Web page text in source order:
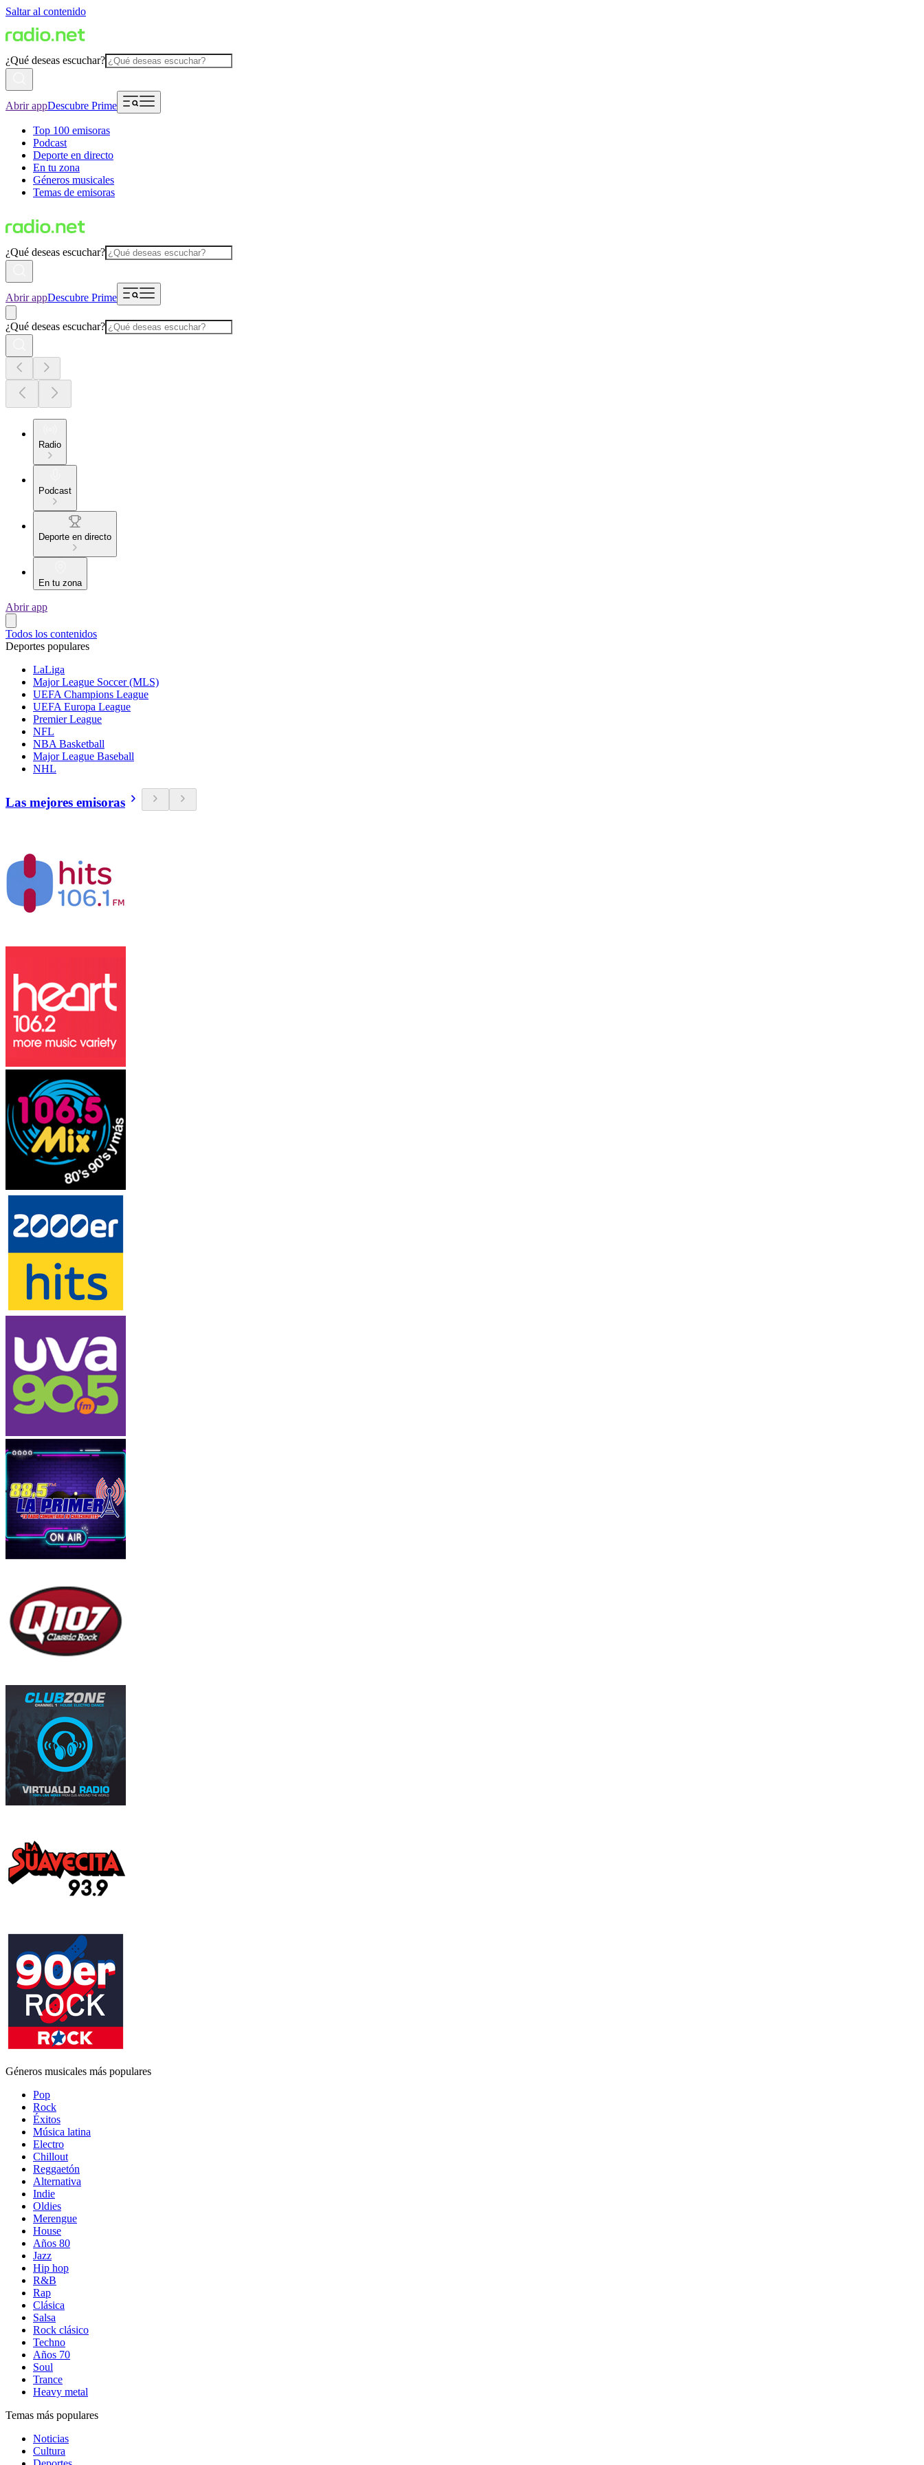
Saltar al contenido
¿Qué deseas escuchar?
Abrir appDescubre Prime
Top 100 emisoras
Podcast
Deporte en directo
En tu zona
Géneros musicales
Temas de emisoras
¿Qué deseas escuchar?
Abrir appDescubre Prime
¿Qué deseas escuchar?
Radio
Podcast
Deporte en directo
En tu zona
Abrir app
Todos los contenidos
Deportes populares
LaLiga
Major League Soccer (MLS)
UEFA Champions League
UEFA Europa League
Premier League
NFL
NBA Basketball
Major League Baseball
NHL
Las mejores emisoras
Géneros musicales más populares
Pop
Rock
Éxitos
Música latina
Electro
Chillout
Reggaetón
Alternativa
Indie
Oldies
Merengue
House
Años 80
Jazz
Hip hop
R&B
Rap
Clásica
Salsa
Rock clásico
Techno
Años 70
Soul
Trance
Heavy metal
Temas más populares
Noticias
Cultura